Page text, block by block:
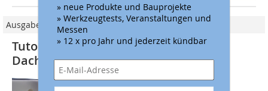
» neue Produkte und Bauprojekte
» Werkzeugtests, Veranstaltungen und
Messen
» 12 x pro Jahr und jederzeit kündbar
Ausgabe 06/2023
Tutorialvideos zum Einbau von
Dachentwässerungsprodukten
Die Sita Bauelemente GmbH hat neue